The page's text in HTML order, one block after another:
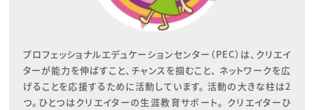
プロフェッショナルエデュケーションセンター（PEC）は、クリエイ
ターが能力を伸ばすこと、チャンスを掴むこと、 ネットワークを広
げることを応援するために活動しています。 活動の大きな柱は2
つ。ひとつはクリエイターの生涯教育サポート。 クリエイターひ